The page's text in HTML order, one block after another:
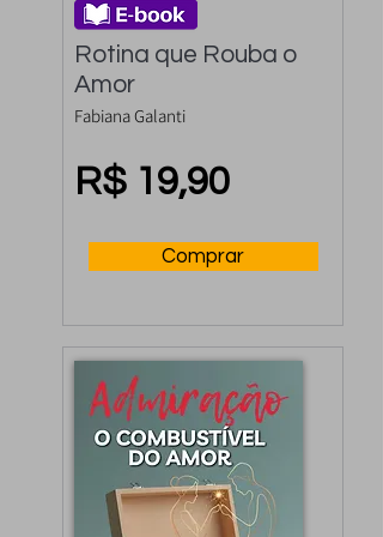
Rotina que Rouba o
Amor
Fabiana Galanti
R$ 19,90
Comprar